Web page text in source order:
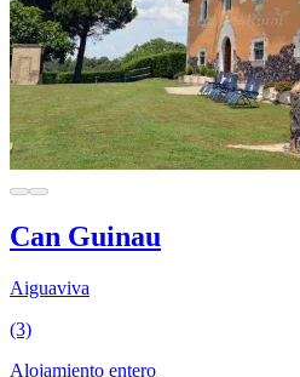
Can Guinau
Aiguaviva
(3)
Alojamiento entero